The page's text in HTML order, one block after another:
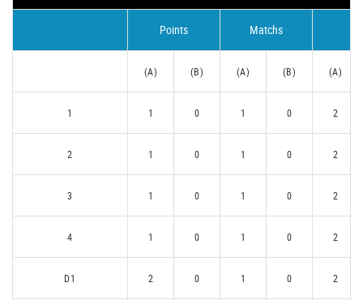
Points Matchs
(A) (B) (A) (B) (A)
1 1 0 1 0 2
2 1 0 1 0 2
3 1 0 1 0 2
4 1 0 1 0 2
D1 2 0 1 0 2